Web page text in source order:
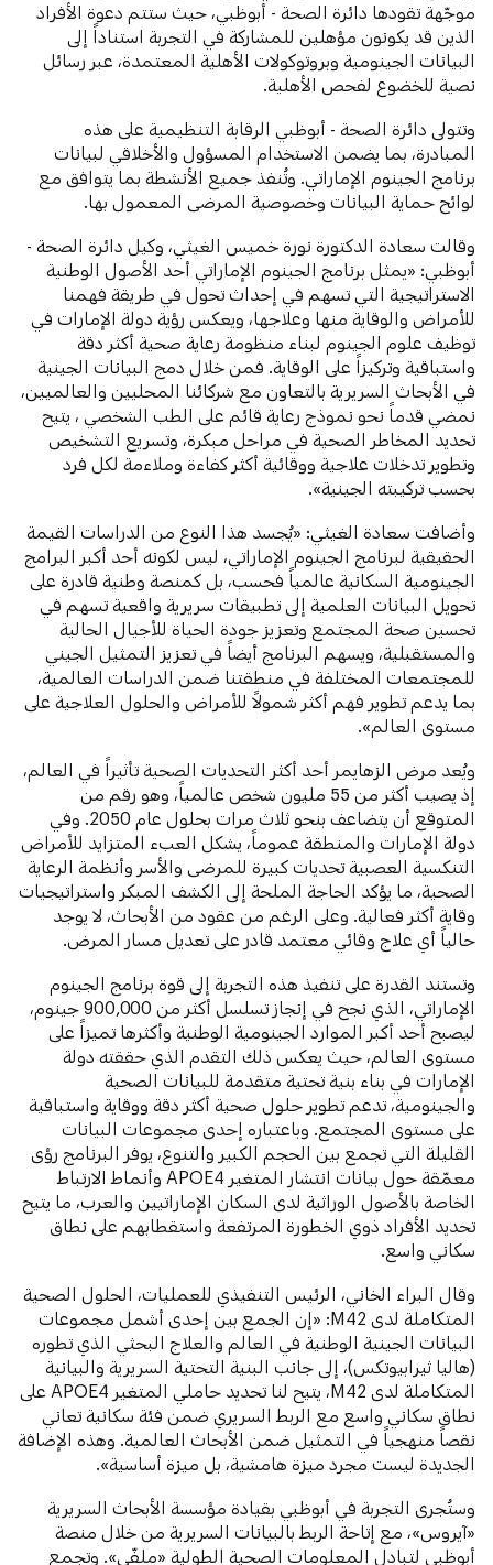
موجّهة تقودها دائرة الصحة - أبوظبي، حيث ستتم دعوة الأفراد
الذين قد يكونون مؤهلين للمشاركة في التجربة استناداً إلى
البيانات الجينومية وبروتوكولات الأهلية المعتمدة، عبر رسائل
نصية للخضوع لفحص الأهلية.
وتتولى دائرة الصحة - أبوظبي الرقابة التنظيمية على هذه
المبادرة، بما يضمن الاستخدام المسؤول والأخلاقي لبيانات
برنامج الجينوم الإماراتي. وتُنفذ جميع الأنشطة بما يتوافق مع
لوائح حماية البيانات وخصوصية المرضى المعمول بها.
وقالت سعادة الدكتورة نورة خميس الغيثي، وكيل دائرة الصحة -
أبوظبي: «يمثل برنامج الجينوم الإماراتي أحد الأصول الوطنية
الاستراتيجية التي تسهم في إحداث تحول في طريقة فهمنا
للأمراض والوقاية منها وعلاجها، ويعكس رؤية دولة الإمارات في
توظيف علوم الجينوم لبناء منظومة رعاية صحية أكثر دقة
واستباقية وتركيزاً على الوقاية. فمن خلال دمج البيانات الجينية
في الأبحاث السريرية بالتعاون مع شركائنا المحليين والعالميين،
نمضي قدماً نحو نموذج رعاية قائم على الطب الشخصي ، يتيح
تحديد المخاطر الصحية في مراحل مبكرة، وتسريع التشخيص
وتطوير تدخلات علاجية ووقائية أكثر كفاءة وملاءمة لكل فرد
بحسب تركيبته الجينية».
وأضافت سعادة الغيثي: «يُجسد هذا النوع من الدراسات القيمة
الحقيقية لبرنامج الجينوم الإماراتي، ليس لكونه أحد أكبر البرامج
الجينومية السكانية عالمياً فحسب، بل كمنصة وطنية قادرة على
تحويل البيانات العلمية إلى تطبيقات سريرية واقعية تسهم في
تحسين صحة المجتمع وتعزيز جودة الحياة للأجيال الحالية
والمستقبلية، ويسهم البرنامج أيضاً في تعزيز التمثيل الجيني
للمجتمعات المختلفة في منطقتنا ضمن الدراسات العالمية،
بما يدعم تطوير فهم أكثر شمولاً للأمراض والحلول العلاجية على
مستوى العالم».
ويُعد مرض الزهايمر أحد أكثر التحديات الصحية تأثيراً في العالم،
إذ يصيب أكثر من 55 مليون شخص عالمياً، وهو رقم من
المتوقع أن يتضاعف بنحو ثلاث مرات بحلول عام 2050. وفي
دولة الإمارات والمنطقة عموماً، يشكل العبء المتزايد للأمراض
التنكسية العصبية تحديات كبيرة للمرضى والأسر وأنظمة الرعاية
الصحية، ما يؤكد الحاجة الملحة إلى الكشف المبكر واستراتيجيات
وقاية أكثر فعالية. وعلى الرغم من عقود من الأبحاث، لا يوجد
حالياً أي علاج وقائي معتمد قادر على تعديل مسار المرض.
وتستند القدرة على تنفيذ هذه التجربة إلى قوة برنامج الجينوم
الإماراتي، الذي نجح في إنجاز تسلسل أكثر من 900,000 جينوم،
ليصبح أحد أكبر الموارد الجينومية الوطنية وأكثرها تميزاً على
مستوى العالم، حيث يعكس ذلك التقدم الذي حققته دولة
الإمارات في بناء بنية تحتية متقدمة للبيانات الصحية
والجينومية، تدعم تطوير حلول صحية أكثر دقة ووقاية واستباقية
على مستوى المجتمع. وباعتباره إحدى مجموعات البيانات
القليلة التي تجمع بين الحجم الكبير والتنوع، يوفر البرنامج رؤى
معمّقة حول بيانات انتشار المتغير APOE4 وأنماط الارتباط
الخاصة بالأصول الوراثية لدى السكان الإماراتيين والعرب، ما يتيح
تحديد الأفراد ذوي الخطورة المرتفعة واستقطابهم على نطاق
سكاني واسع.
وقال البراء الخاني، الرئيس التنفيذي للعمليات، الحلول الصحية
المتكاملة لدى M42: «إن الجمع بين إحدى أشمل مجموعات
البيانات الجينية الوطنية في العالم والعلاج البحثي الذي تطوره
(هاليا ثيرابيوتكس)، إلى جانب البنية التحتية السريرية والبيانية
المتكاملة لدى M42، يتيح لنا تحديد حاملي المتغير APOE4 على
نطاق سكاني واسع مع الربط السريري ضمن فئة سكانية تعاني
نقصاً منهجياً في التمثيل ضمن الأبحاث العالمية. وهذه الإضافة
الجديدة ليست مجرد ميزة هامشية، بل ميزة أساسية».
وستُجرى التجربة في أبوظبي بقيادة مؤسسة الأبحاث السريرية
«آيروس»، مع إتاحة الربط بالبيانات السريرية من خلال منصة
أبوظبي لتبادل المعلومات الصحية الطولية «ملفّي». وتجمع